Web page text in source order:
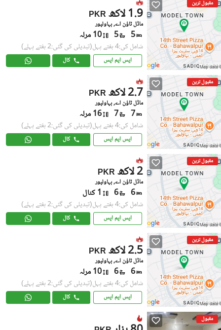
مقبول ترین
PKR 1.9 لاکھ
ماڈل ٹاؤن اے, بہاولپور
5
5 10 مرلہ
شامل کی:4 ہفتے پہل (تبدیلی کی گئی:2 ہفتے پہلے)
ایس ایم ایس کال
مقبول ترین
PKR 2.7 لاکھ
ماڈل ٹاؤن اے, بہاولپور
7
7 16 مرلہ
شامل کی:4 ہفتے پہل (تبدیلی کی گئی:2 ہفتے پہلے)
ایس ایم ایس کال
مقبول ترین
PKR 2 لاکھ
ماڈل ٹاؤن اے, بہاولپور
6
6 1 کنال
شامل کی:4 ہفتے پہل (تبدیلی کی گئی:2 ہفتے پہلے)
ایس ایم ایس کال
مقبول ترین
PKR 2.5 لاکھ
ماڈل ٹاؤن اے, بہاولپور
6
6 10 مرلہ
شامل کی:4 ہفتے پہل (تبدیلی کی گئی:2 ہفتے پہلے)
ایس ایم ایس کال
مقبول